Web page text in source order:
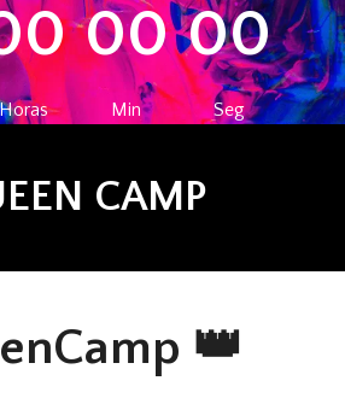
0
Horas
00
Min
00
Seg
CAMP
👑